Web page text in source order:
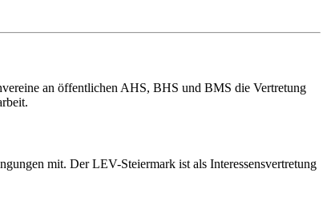
an öffentlichen AHS, BHS und BMS die Vertretung
mit. Der LEV-Steiermark ist als Interessensvertretung